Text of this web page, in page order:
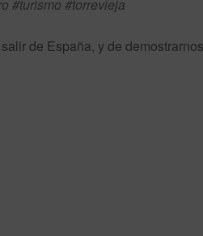
#turismo #torrevieja
de España, y de